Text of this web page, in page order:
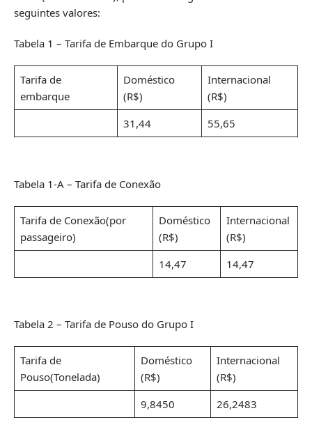
seguintes valores:
Tabela 1 – Tarifa de Embarque do Grupo I
Tarifa de
embarque
Doméstico
(R$)
Internacional
(R$)
31,44
55,65
Tabela 1-A – Tarifa de Conexão
Tarifa de Conexão(por
passageiro)
Doméstico
(R$)
Internacional
(R$)
14,47
14,47
Tabela 2 – Tarifa de Pouso do Grupo I
Tarifa de
Pouso(Tonelada)
Doméstico
(R$)
Internacional
(R$)
9,8450
26,2483